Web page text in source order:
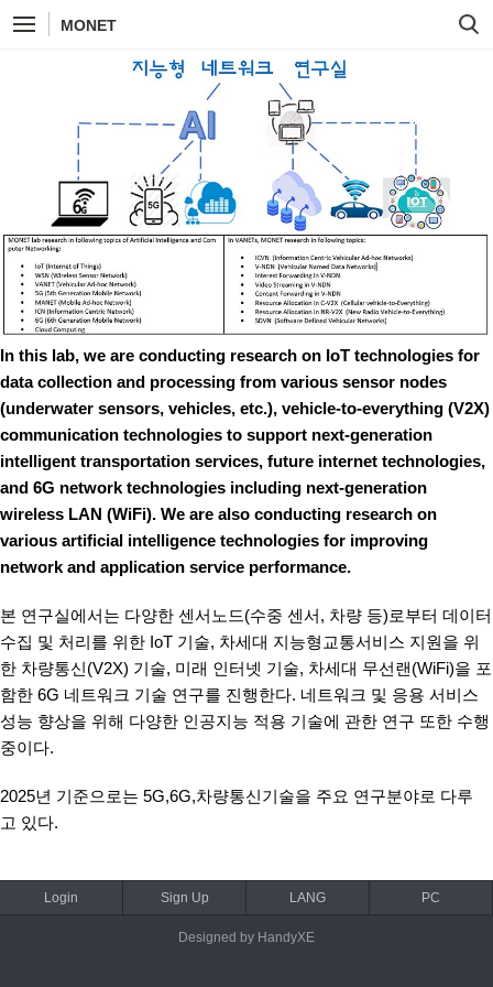
MONET
In this lab, we are conducting research on IoT technologies for
data collection and processing from various sensor nodes
(underwater sensors, vehicles, etc.), vehicle-to-everything (V2X)
communication technologies to support next-generation
intelligent transportation services, future internet technologies,
and 6G network technologies including next-generation
wireless LAN (WiFi). We are also conducting research on
various artificial intelligence technologies for improving
network and application service performance.
본 연구실에서는 다양한 센서노드(수중 센서, 차량 등)로부터 데이터
수집 및 처리를 위한 IoT 기술, 차세대 지능형교통서비스 지원을 위
한 차량통신(V2X) 기술, 미래 인터넷 기술, 차세대 무선랜(WiFi)을 포
함한 6G 네트워크 기술 연구를 진행한다. 네트워크 및 응용 서비스
성능 향상을 위해 다양한 인공지능 적용 기술에 관한 연구 또한 수행
중이다.
2025년 기준으로는 5G,6G,차량통신기술을 주요 연구분야로 다루
고 있다.
Login Sign Up LANG PC
Designed by HandyXE